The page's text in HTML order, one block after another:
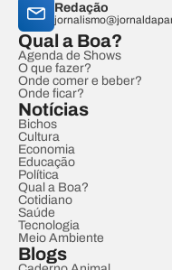
Redação
Qual a Boa?
Agenda de Shows
O que fazer?
Onde comer e beber?
Onde ficar?
Notícias
Bichos
Cultura
Economia
Educação
Política
Qual a Boa?
Cotidiano
Saúde
Tecnologia
Meio Ambiente
Blogs